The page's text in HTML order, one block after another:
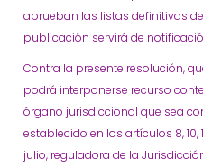
aprueban las listas definitivas
publicación servirá de
Contra la presente resolución,
podrá interponerse recurso
órgano jurisdiccional que sea
establecido en los artículos 8, 10,
julio, reguladora de la